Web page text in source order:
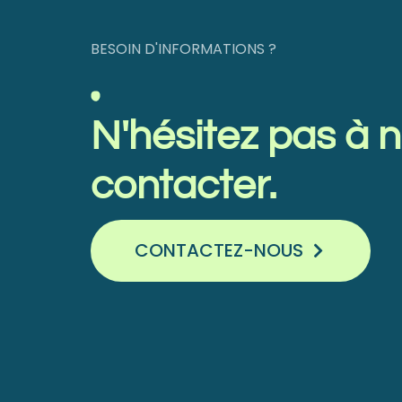
BESOIN D'INFORMATIONS ?
N'hésitez pas à
contacter.
CONTACTEZ-NOUS